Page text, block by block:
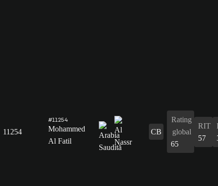
11254
#11254
Mohammed
Al Fatil
CB
Rating
global
65
RIT
57